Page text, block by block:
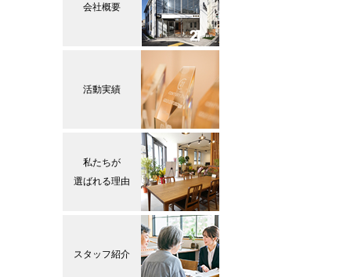
会社概要
活動実績
私たちが
選ばれる理由
スタッフ紹介